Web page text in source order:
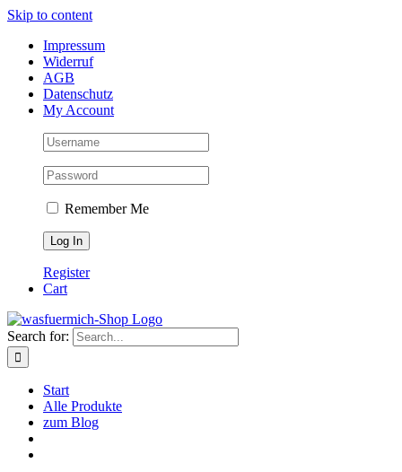
Skip to content
Impressum
Widerruf
AGB
Datenschutz
My Account
Remember Me
Register
Cart
Search for:
Start
Alle Produkte
zum Blog